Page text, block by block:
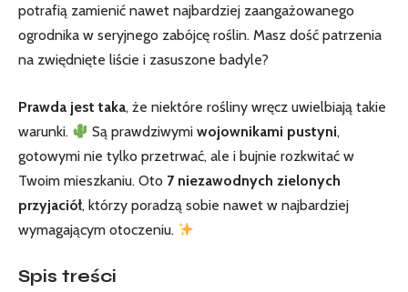
potrafią zamienić nawet najbardziej zaangażowanego
ogrodnika w seryjnego zabójcę​ roślin. Masz ​dość​ patrzenia
na zwiędnięte liście‌ i ​zasuszone ⁤badyle?
Prawda jest taka, ‍że niektóre rośliny wręcz uwielbiają takie
warunki.
Są prawdziwymiwojownikami pustyni,
gotowymi nie ‌tylko przetrwać, ale i bujnie rozkwitać w
Twoim mieszkaniu. Oto 7 ‌niezawodnych zielonych
przyjaciół, którzy poradzą sobie nawet⁣ w najbardziej
wymagającym otoczeniu.
Spis treści